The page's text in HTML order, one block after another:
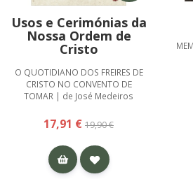
Usos e Cerimónias da
Nossa Ordem de
Cristo
O QUOTIDIANO DOS FREIRES DE
CRISTO NO CONVENTO DE
TOMAR | de José Medeiros
17,91 € 19,90 €